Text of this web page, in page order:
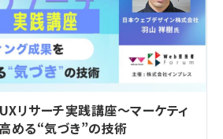
リサーチ実践講座～マーケティ
める“気づき”の技術